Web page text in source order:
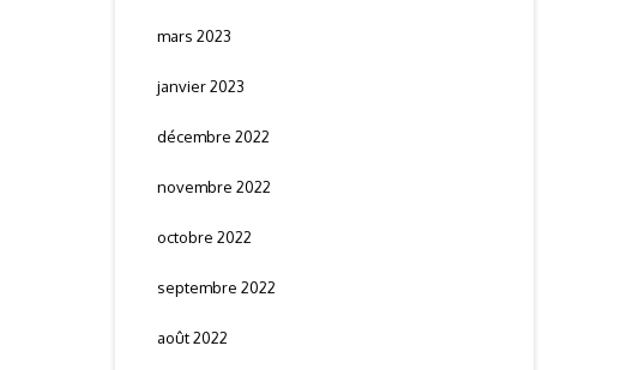
mars 2023
janvier 2023
décembre 2022
novembre 2022
octobre 2022
septembre 2022
août 2022